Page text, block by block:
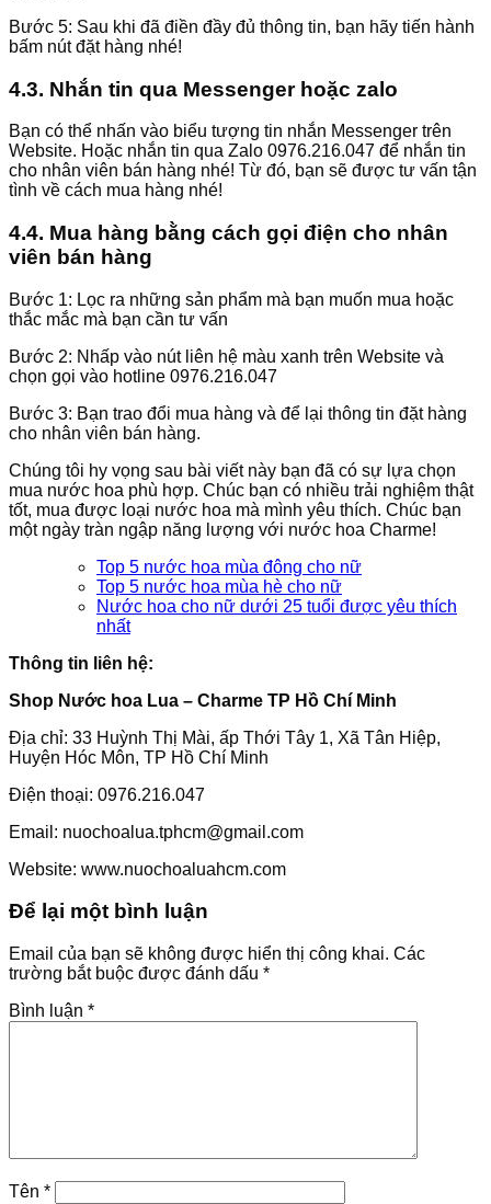
Bước 5: Sau khi đã điền đầy đủ thông tin, bạn hãy tiến hành
bấm nút đặt hàng nhé!
4.3. Nhắn tin qua Messenger hoặc zalo
Bạn có thể nhấn vào biểu tượng tin nhắn Messenger trên
Website. Hoặc nhắn tin qua Zalo 0976.216.047 để nhắn tin
cho nhân viên bán hàng nhé! Từ đó, bạn sẽ được tư vấn tận
tình về cách mua hàng nhé!
4.4. Mua hàng bằng cách gọi điện cho nhân
viên bán hàng
Bước 1: Lọc ra những sản phẩm mà bạn muốn mua hoặc
thắc mắc mà bạn cần tư vấn
Bước 2: Nhấp vào nút liên hệ màu xanh trên Website và
chọn gọi vào hotline 0976.216.047
Bước 3: Bạn trao đổi mua hàng và để lại thông tin đặt hàng
cho nhân viên bán hàng.
Chúng tôi hy vọng sau bài viết này bạn đã có sự lựa chọn
mua nước hoa phù hợp. Chúc bạn có nhiều trải nghiệm thật
tốt, mua được loại nước hoa mà mình yêu thích. Chúc bạn
một ngày tràn ngập năng lượng với nước hoa Charme!
Top 5 nước hoa mùa đông cho nữ
Top 5 nước hoa mùa hè cho nữ
Nước hoa cho nữ dưới 25 tuổi được yêu thích
nhất
Thông tin liên hệ:
Shop Nước hoa Lua – Charme TP Hồ Chí Minh
Địa chỉ: 33 Huỳnh Thị Mài, ấp Thới Tây 1, Xã Tân Hiệp,
Huyện Hóc Môn, TP Hồ Chí Minh
Điện thoại: 0976.216.047
Email: nuochoalua.tphcm@gmail.com
Website: www.nuochoaluahcm.com
Để lại một bình luận
Email của bạn sẽ không được hiển thị công khai. Các
trường bắt buộc được đánh dấu *
Bình luận *
Tên *